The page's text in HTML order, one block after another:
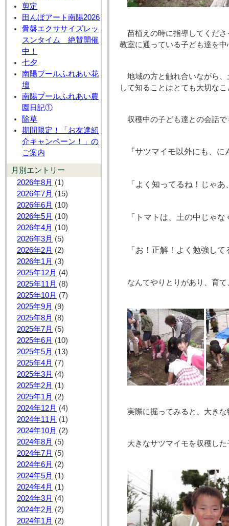
剪定
田んぼアート南陽2026
骨盤エクササイズレッ
スンタイム 絶賛開催
中！
七夕
南陽プールふれあい花
壇
南陽プールふれあい農
園日記①
除草
期間限定！「お友達紹
介キャンペーン！」の
ご案内
月別エントリー
2026年8月 (1)
2026年7月 (15)
2026年6月 (10)
2026年5月 (10)
2026年4月 (10)
2026年3月 (5)
2026年2月 (2)
2026年1月 (3)
2025年12月 (4)
2025年11月 (8)
2025年10月 (7)
2025年9月 (9)
2025年8月 (8)
2025年7月 (5)
2025年6月 (10)
2025年5月 (13)
2025年4月 (7)
2025年3月 (4)
2025年2月 (1)
2025年1月 (2)
2024年12月 (4)
2024年11月 (1)
2024年10月 (2)
2024年8月 (5)
2024年7月 (5)
2024年6月 (2)
2024年5月 (1)
2024年4月 (1)
2024年3月 (4)
2024年2月 (2)
2024年1月 (2)
苗植えの時に指導してくだ
教室に通っている子ども達を
地域の方と触れ合いながら
して知ることはとても大切な
収穫中の子ども達との会話で
「 サツマイモ以外にも、に
「よく知ってるね！じゃ
「トマトは、土の中じゃ
「お！正解！よく勉強し
なんてやりとりがあり、育
実際に掘ってみると、大き
大きなサツマイモを収穫し